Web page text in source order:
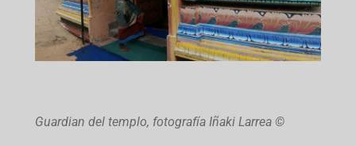
Guardian del templo, fotografía Iñaki Larrea ©